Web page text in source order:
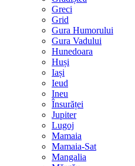
Greci
Grid
Gura Humorului
Gura Vadului
Hunedoara
Huși
Iași
Ieud
Ineu
Însurăței
Jupiter
Lugoj
Mamaia
Mamaia-Sat
Mangalia